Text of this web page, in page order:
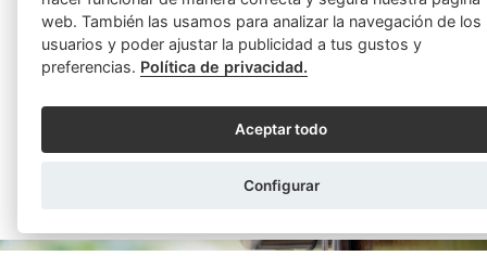
Voy a adquirir mi primera vivienda. ¿En qué
fases del proceso es necesario ir al notario?
Por raro que parezca, no son pocas las ocasiones en
vender mi casa, aquí traigo el ...
web. También las usamos para analizar la navegación de los
usuarios y poder ajustar la publicidad a tus gustos y
preferencias. Política de privacidad.
Aceptar todo
Configurar